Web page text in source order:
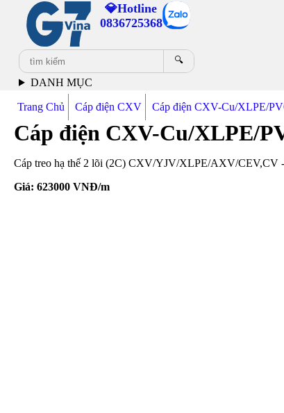
💎Hotline
0836725368
🔍
DANH MỤC
Trang Chủ Cáp điện CXV Cáp điện CXV-Cu/XLPE/
Cáp điện CXV-Cu/XLPE/
Cáp treo hạ thế 2 lõi (2C) CXV/YJV/XLPE/AXV/CEV,CV -
Giá:623000 VNĐ/m